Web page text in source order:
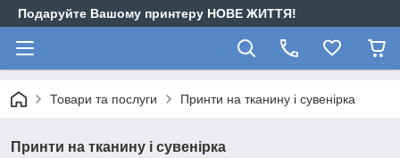
Подаруйте Вашому принтеру НОВЕ ЖИТТЯ!
Товари та послуги Принти на тканину і сувенірка
Принти на тканину і сувенірка